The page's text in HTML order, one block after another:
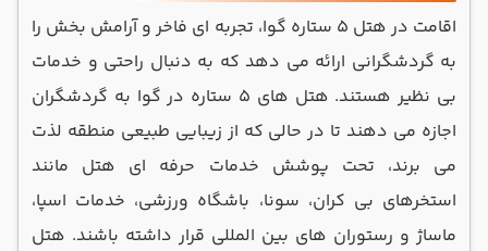
اقامت در هتل ۵ ستاره گوا، تجربه ‌ای فاخر و آرامش‌ بخش را
به گردشگرانی ارائه می‌ دهد که به دنبال راحتی و خدمات
بی ‌نظیر هستند. هتل ‌های ۵ ستاره در گوا به گردشگران
اجازه می‌ دهند تا در حالی که از زیبایی طبیعی منطقه لذت
می‌ برند، تحت پوشش خدمات حرفه ‌ای هتل مانند
استخرهای بی‌ کران، سونا، باشگاه ورزشی، خدمات اسپا،
ماساژ و رستوران‌ های بین ‌المللی قرار داشته باشند. هتل